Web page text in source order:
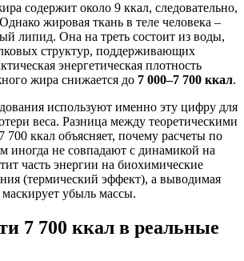
содержит около 9 ккал, следовательно,
жировая ткань в теле человека –
липид. Она на треть состоит из воды,
структур, поддерживающих
энергетическая плотность
жира снижается до 7 000–7 700 ккал.
используют именно эту цифру для
веса. Разница между теоретическими
ккал объясняет, почему расчеты по
иногда не совпадают с динамикой на
часть энергии на биохимические
(термический эффект), а выводимая
убыль массы.
7 700 ккал в реальные